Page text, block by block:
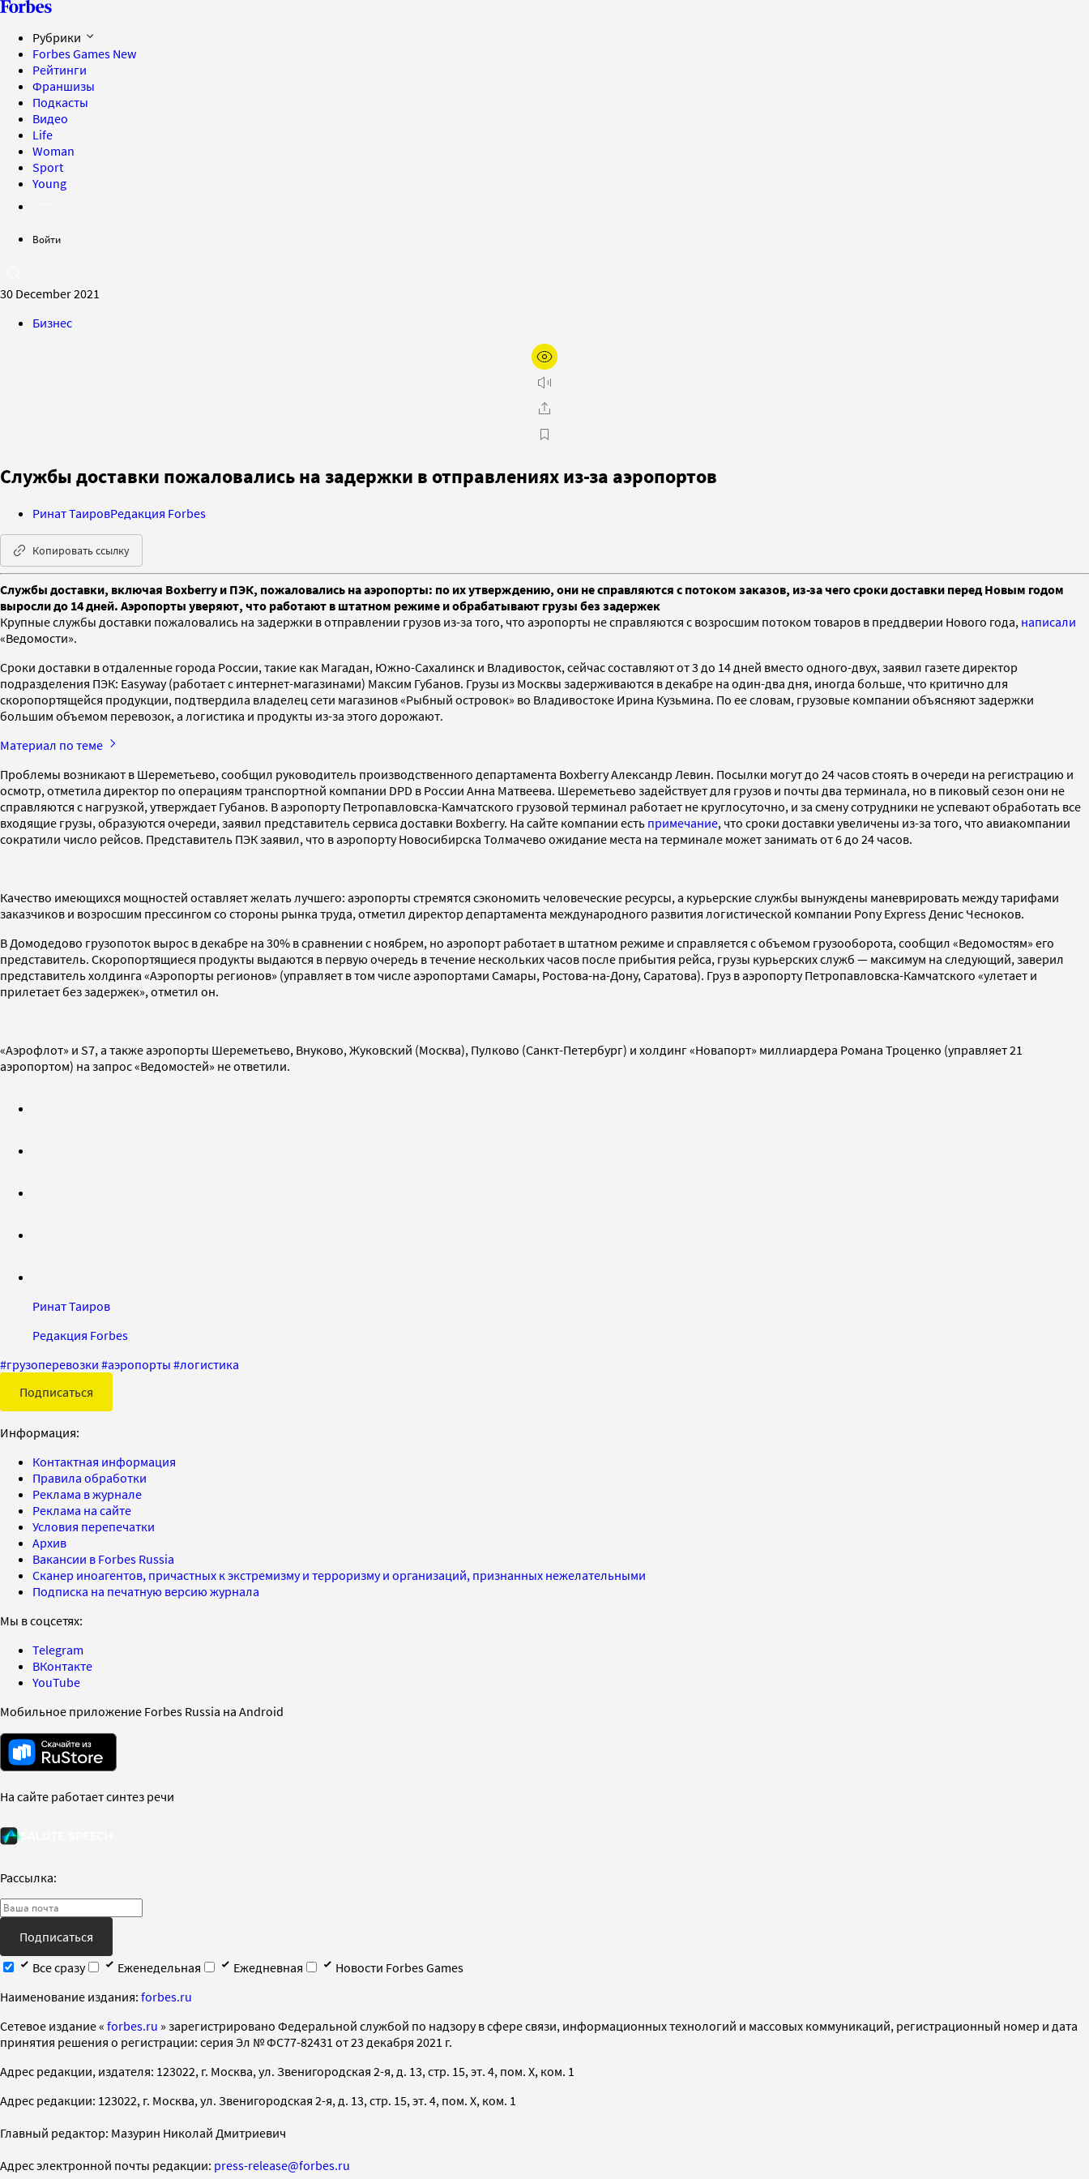
Рубрики
Forbes Games New
Рейтинги
Франшизы
Подкасты
Видео
Life
Woman
Sport
Young
Войти
30 December 2021
Бизнес
Службы доставки пожаловались на задержки в отправлениях из-за аэропортов
Ринат ТаировРедакция Forbes
Копировать ссылку
Службы доставки, включая Boxberry и ПЭК, ​пожаловались на аэропорты: по их утверждению, они не справляются с потоком заказов, из-за чего сроки доставки перед Новым годом
выросли до 14 дней. Аэропорты уверяют, что работают в штатном режиме и обрабатывают грузы без задержек
Крупные службы доставки пожаловались на задержки в отправлении грузов из-за того, что аэропорты не справляются с возросшим потоком товаров в преддверии Нового года, написали
«Ведомости».
Сроки доставки в отдаленные города России, такие как Магадан, Южно-Сахалинск и Владивосток, сейчас составляют от 3 до 14 дней вместо одного-двух, заявил газете директор
подразделения ПЭК: Easyway (работает с интернет-магазинами) Максим Губанов. Грузы из Москвы задерживаются в декабре на один-два дня, иногда больше, что критично для
скоропортящейся продукции, подтвердила владелец сети магазинов «Рыбный островок» во Владивостоке Ирина Кузьмина. По ее словам, грузовые компании объясняют задержки
большим объемом перевозок, а логистика и продукты из-за этого дорожают.
Материал по теме
Проблемы возникают в Шереметьево, сообщил руководитель производственного департамента Boxberry Александр Левин. Посылки могут до 24 часов стоять в очереди на регистрацию и
осмотр, отметила директор по операциям транспортной компании DPD в России Анна Матвеева. Шереметьево задействует для грузов и почты два терминала, но в пиковый сезон они не
справляются с нагрузкой, утверждает Губанов. В аэропорту Петропавловска-Камчатского грузовой терминал работает не круглосуточно, и за смену сотрудники не успевают обработать все
входящие грузы, образуются очереди, заявил представитель сервиса доставки Boxberry. На сайте компании есть примечание, что сроки доставки увеличены из-за того, что авиакомпании
сократили число рейсов. Представитель ПЭК заявил, что в аэропорту Новосибирска Толмачево ожидание места на терминале может занимать от 6 до 24 часов.
Качество имеющихся мощностей оставляет желать лучшего: аэропорты стремятся сэкономить человеческие ресурсы, а курьерские службы вынуждены маневрировать между тарифами
заказчиков и возросшим прессингом со стороны рынка труда, отметил директор департамента международного развития логистической компании Pony Express Денис Чесноков.
В Домодедово грузопоток вырос в декабре на 30% в сравнении с ноябрем, но аэропорт работает в штатном режиме и справляется с объемом грузооборота, сообщил «Ведомостям» его
представитель. Скоропортящиеся продукты выдаются в первую очередь в течение нескольких часов после прибытия рейса, грузы курьерских служб — максимум на следующий, заверил
представитель холдинга «Аэропорты регионов» (управляет в том числе аэропортами Самары, Ростова-на-Дону, Саратова). Груз в аэропорту Петропавловска-Камчатского «улетает и
прилетает без задержек», отметил он.
«Аэрофлот» и S7, а также аэропорты Шереметьево, Внуково, Жуковский (Москва), Пулково (Санкт-Петербург) и холдинг «Новапорт» миллиардера Романа Троценко (управляет 21
аэропортом) на запрос «Ведомостей» не ответили.
Ринат Таиров
Редакция Forbes
#грузоперевозки #аэропорты #логистика
Подписаться
Информация:
Контактная информация
Правила обработки
Реклама в журнале
Реклама на сайте
Условия перепечатки
Архив
Вакансии в Forbes Russia
Сканер иноагентов, причастных к экстремизму и терроризму и организаций, признанных нежелательными
Подписка на печатную версию журнала
Мы в соцсетях:
Telegram
ВКонтакте
YouTube
Мобильное приложение Forbes Russia на Android
На сайте работает синтез речи
Рассылка:
Подписаться
Все сразу
Еженедельная Ежедневная
Новости Forbes Games
Наименование издания: forbes.ru
Cетевое издание « forbes.ru » зарегистрировано Федеральной службой по надзору в сфере связи, информационных технологий и массовых коммуникаций, регистрационный номер и дата
принятия решения о регистрации: серия Эл № ФС77-82431 от 23 декабря 2021 г.
Адрес редакции, издателя: 123022, г. Москва, ул. Звенигородская 2-я, д. 13, стр. 15, эт. 4, пом. X, ком. 1
Адрес редакции: 123022, г. Москва, ул. Звенигородская 2-я, д. 13, стр. 15, эт. 4, пом. X, ком. 1
Главный редактор: Мазурин Николай Дмитриевич
Адрес электронной почты редакции: press-release@forbes.ru